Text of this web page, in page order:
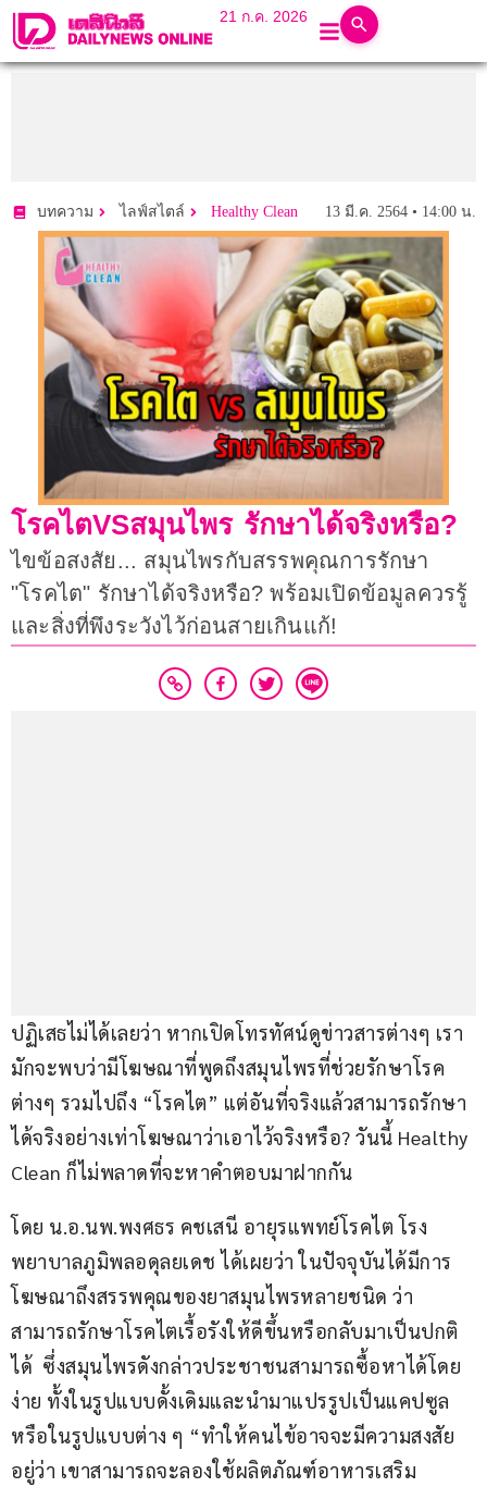
21 ก.ค. 2026
บทความ ไลฟ์สไตล์ Healthy Clean 13 มี.ค. 2564 • 14:00 น.
โรคไตVSสมุนไพร รักษาได้จริงหรือ?
ไขข้อสงสัย... สมุนไพรกับสรรพคุณการรักษา
"โรคไต" รักษาได้จริงหรือ? พร้อมเปิดข้อมูลควรรู้
และสิ่งที่พึงระวังไว้ก่อนสายเกินแก้!
ปฏิเสธไม่ได้เลยว่า หากเปิดโทรทัศน์ดูข่าวสารต่างๆ เรา
มักจะพบว่ามีโฆษณาที่พูดถึงสมุนไพรที่ช่วยรักษาโรค
ต่างๆ รวมไปถึง “โรคไต” แต่อันที่จริงแล้วสามารถรักษา
ได้จริงอย่างเท่าโฆษณาว่าเอาไว้จริงหรือ? วันนี้ Healthy
Clean ก็ไม่พลาดที่จะหาคำตอบมาฝากกัน
โดย น.อ.นพ.พงศธร คชเสนี อายุรแพทย์โรคไต โรง
พยาบาลภูมิพลอดุลยเดช ได้เผยว่า ในปัจจุบันได้มีการ
โฆษณาถึงสรรพคุณของยาสมุนไพรหลายชนิด ว่า
สามารถรักษาโรคไตเรื้อรังให้ดีขึ้นหรือกลับมาเป็นปกติ
ได้  ซึ่งสมุนไพรดังกล่าวประชาชนสามารถซื้อหาได้โดย
ง่าย ทั้งในรูปแบบดั้งเดิมและนำมาแปรรูปเป็นแคปซูล
หรือในรูปแบบต่าง ๆ “ทำให้คนไข้อาจจะมีความสงสัย
อยู่ว่า เขาสามารถจะลองใช้ผลิตภัณฑ์อาหารเสริม